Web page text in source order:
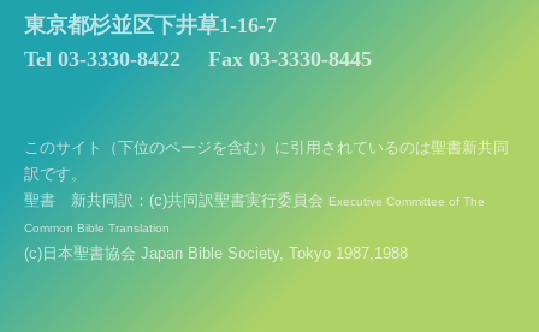
東京都杉並区下井草1-16-7
Tel 03-3330-8422
Fax 03-3330-8445
このサイト（下位のページを含む）に引用されているのは聖書新共同
訳です。
聖書 新共同訳：(c)共同訳聖書実行委員会 Executive Committee of The
Common Bible Translation
(c)日本聖書協会 Japan Bible Society, Tokyo 1987,1988